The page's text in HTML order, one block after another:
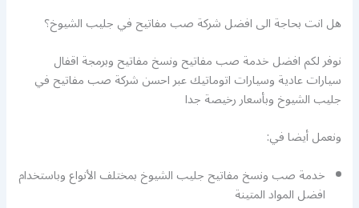
هل انت بحاجة الى افضل شركة صب مفاتيح في جليب الشيوخ؟
نوفر لكم افضل خدمة صب مفاتيح ونسخ مفاتيح وبرمجة اقفال
سيارات عادية وسيارات اتوماتيك عبر احسن شركة صب مفاتيح في
جليب الشيوخ وبأسعار رخيصة جدا
ونعمل أيضا في:
خدمة صب ونسخ مفاتيح جليب الشيوخ بمختلف الأنواع وباستخدام
افضل المواد المتينة